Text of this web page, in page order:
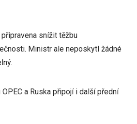
snížit těžbu
Ministr ale neposkytl žádné
a Ruska připojí i další přední